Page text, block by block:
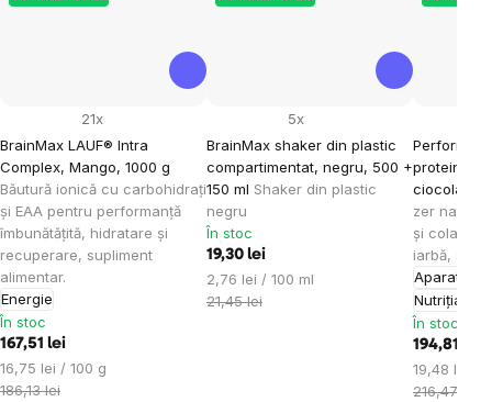
BrainMax LAUF® Intra
Complex, Mango, 1000 g
Băutură ionică cu carbohidrați
și EAA pentru performanță
îmbunătățită, hidratare și
recuperare, supliment
alimentar.
Energie
21x
În stoc
167,51 lei
Evaluare
preţ:
16,75 lei / 100 g
186,13 lei
BrainMax shaker din plastic
compartimentat, negru, 500 +
150 ml Shaker din plastic
negru
5x
În stoc
19,30 lei
Evaluare
preţ:
2,76 lei / 100 ml
21,45 lei
proteină
ciocolată,
zer nativ
și colagen
iarbă,
Aparat
Nutriția
În stoc
194,81 lei
Evaluare
preţ:
19,48 lei /
216,47 lei